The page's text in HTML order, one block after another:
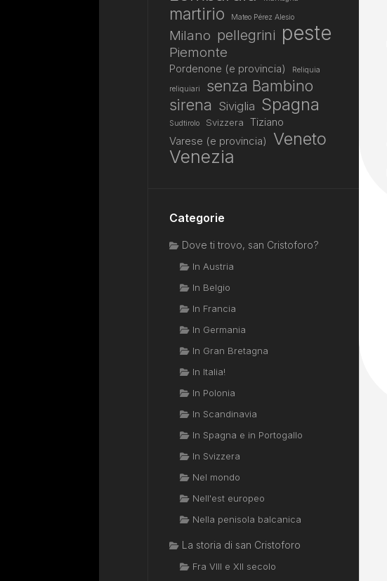
martirio Mateo Pérez Alesio
Milano pellegrini peste
Piemonte
Pordenone (e provincia) Reliquia
reliquiari
senza Bambino
sirena Siviglia Spagna
Sudtirolo Svizzera
Tiziano
Varese (e provincia)
Veneto
Venezia
Categorie
Dove ti trovo, san Cristoforo?
In Austria
In Belgio
In Francia
In Germania
In Gran Bretagna
In Italia!
In Polonia
In Scandinavia
In Spagna e in Portogallo
In Svizzera
Nel mondo
Nell'est europeo
Nella penisola balcanica
La storia di san Cristoforo
Fra VIII e XII secolo